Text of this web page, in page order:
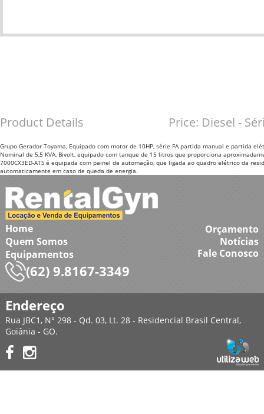
Product Details Price: Diesel -
Grupo Gerador Toyama, Equipado com motor de 10HP, série FA partida manual e partida
Nominal de 5,5 KVA, Bivolt, equipado com tanque de 15 litros que proporciona
7000CX3ED-ATS é equipada com painel de automação, que ligada ao quadro elétrico da
automaticamente em caso de queda de energia.
Home
Quem Somos
Equipamentos
Orçamento
Notícias
Fale Conosco
(62) 9.8167-3349
Endereço
Rua JBC1, N° 298 - Qd. 03, Lt. 28 - Residencial Brasil Central,
Goiânia - GO.